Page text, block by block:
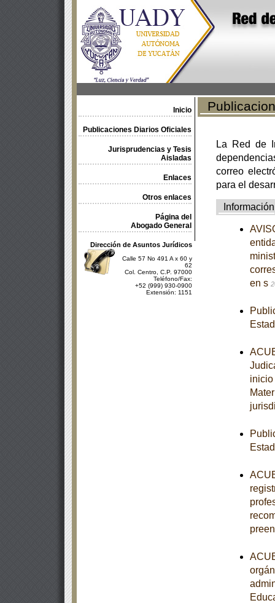
Inicio
Publicaciones Diarios Oficiales
Jurisprudencias y Tesis
Aisladas
Enlaces
Otros enlaces
Página del
Abogado General
Dirección de Asuntos Jurídicos
Calle 57 No 491 A x 60 y
62
Col. Centro, C.P. 97000
Teléfono/Fax:
+52 (999) 930-0900
Extensión: 1151
La Red de
correo
para el
Información
en s
inicio